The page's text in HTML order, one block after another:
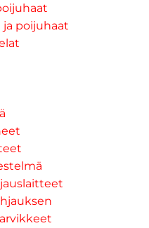
ja poijuhaat